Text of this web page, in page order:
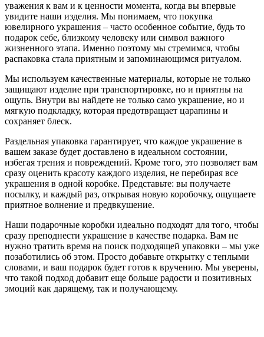
уважения к вам и к ценности момента, когда вы впервые
увидите наши изделия. Мы понимаем, что покупка
ювелирного украшения – часто особенное событие, будь то
подарок себе, близкому человеку или символ важного
жизненного этапа. Именно поэтому мы стремимся, чтобы
распаковка стала приятным и запоминающимся ритуалом.
Мы используем качественные материалы, которые не только
защищают изделие при транспортировке, но и приятны на
ощупь. Внутри вы найдете не только само украшение, но и
мягкую подкладку, которая предотвращает царапины и
сохраняет блеск.
Раздельная упаковка гарантирует, что каждое украшение в
вашем заказе будет доставлено в идеальном состоянии,
избегая трения и повреждений. Кроме того, это позволяет вам
сразу оценить красоту каждого изделия, не перебирая все
украшения в одной коробке. Представьте: вы получаете
посылку, и каждый раз, открывая новую коробочку, ощущаете
приятное волнение и предвкушение.
Наши подарочные коробки идеально подходят для того, чтобы
сразу преподнести украшение в качестве подарка. Вам не
нужно тратить время на поиск подходящей упаковки – мы уже
позаботились об этом. Просто добавьте открытку с теплыми
словами, и ваш подарок будет готов к вручению. Мы уверены,
что такой подход добавит еще больше радости и позитивных
эмоций как дарящему, так и получающему.